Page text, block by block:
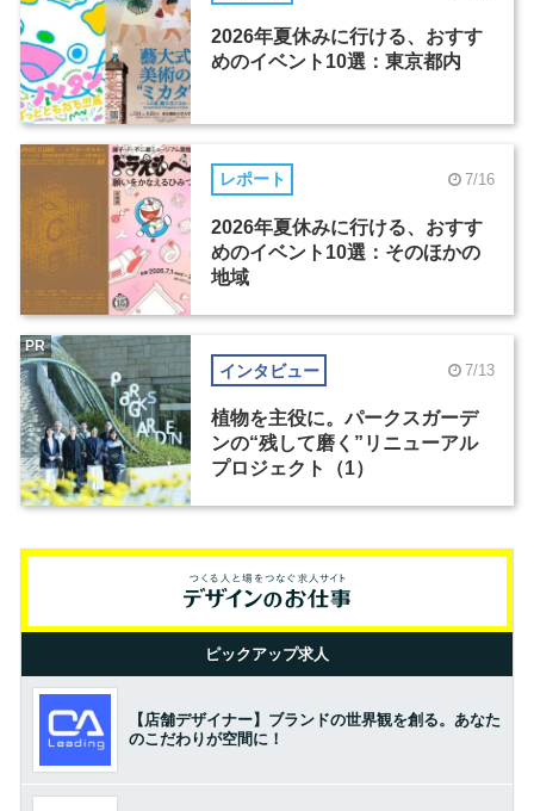
2026年夏休みに行ける、おすす
めのイベント10選：東京都内
レポート 7/16
2026年夏休みに行ける、おすす
めのイベント10選：そのほかの
地域
インタビュー 7/13
植物を主役に。パークスガーデ
ンの“残して磨く”リニューアル
プロジェクト（1）
PR
ピックアップ求人
【店舗デザイナー】ブランドの世界観を創る。あなた
のこだわりが空間に！